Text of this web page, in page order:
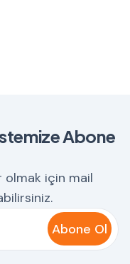
Abone
olmak için mail
Abone Ol